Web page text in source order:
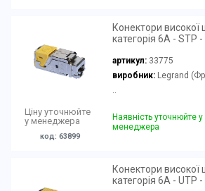
Ціну уточнюйте
у менеджера
код: 63899
Конектори високої
категорія 6A - STP
артикул: 33775
виробник:Legrand
..
Наявність уточнюйте у
менеджера
Конектори високої
категорія 6A - UTP